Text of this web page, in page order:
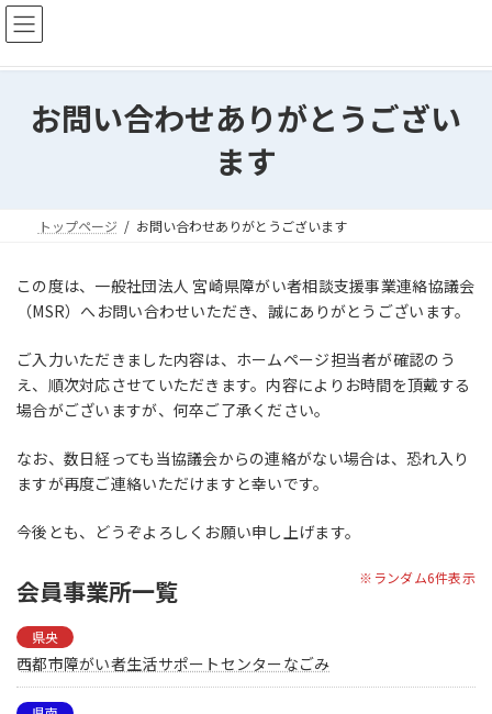
コ
ン
ン
ナ
ビ
ー
お問い合わせありがとうござい
ます
トップページ お問い合わせありがとうございます
この度は、一般社団法人 宮崎県障がい者相談支援事業連絡協議会
（MSR）へお問い合わせいただき、誠にありがとうございます。
ご入力いただきました内容は、ホームページ担当者が確認のう
え、順次対応させていただきます。内容によりお時間を頂戴する
場合がございますが、何卒ご了承ください。
なお、数日経っても当協議会からの連絡がない場合は、恐れ入り
ますが再度ご連絡いただけますと幸いです。
今後とも、どうぞよろしくお願い申し上げます。
会員事業所一覧 ※ランダム6件表示
県央
西都市障がい者生活サポートセンターなごみ